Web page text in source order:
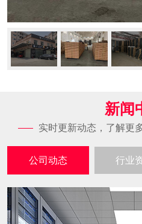
新闻
实时更新动态，了解更
公司动态 行业